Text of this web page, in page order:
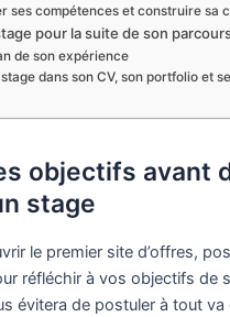
ses compétences et construire sa
pour la suite de son
de son expérience
dans son CV, son portfolio et
objectifs avant
stage
le premier site d’offres,
réfléchir à vos objectifs de
évitera de postuler à tout va